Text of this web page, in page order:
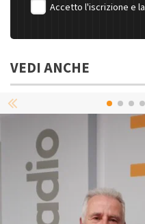
Accetto l'iscrizione e la
VEDI ANCHE